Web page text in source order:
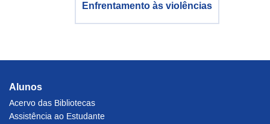
Enfrentamento às violências
Alunos
Acervo das Bibliotecas
Assistência ao Estudante